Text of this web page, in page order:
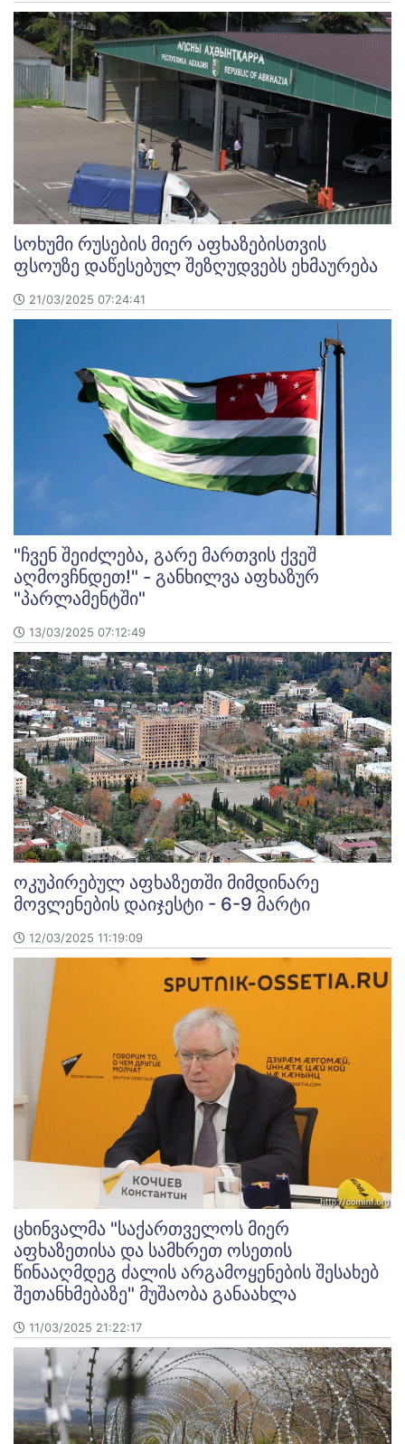
სოხუმი რუსების მიერ აფხაზებისთვის
ფსოუზე დაწესებულ შეზღუდვებს ეხმაურება
21/03/2025 07:24:41
"ჩვენ შეიძლება, გარე მართვის ქვეშ
აღმოვჩნდეთ!" - განხილვა აფხაზურ
"პარლამენტში"
13/03/2025 07:12:49
ოკუპირებულ აფხაზეთში მიმდინარე
მოვლენების დაიჯესტი - 6-9 მარტი
12/03/2025 11:19:09
ცხინვალმა "საქართველოს მიერ
აფხაზეთისა და სამხრეთ ოსეთის
წინააღმდეგ ძალის არგამოყენების შესახებ
შეთანხმებაზე" მუშაობა განაახლა
11/03/2025 21:22:17